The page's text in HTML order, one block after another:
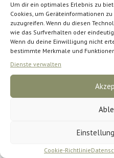
Um dir ein optimales Erlebnis zu
Cookies, um Geräteinformationen
zuzugreifen. Wenn du diesen
wie das Surfverhalten oder
Wenn du deine Einwilligung nicht
bestimmte Merkmale und
Dienste verwalten
Cookie-Richtlinie